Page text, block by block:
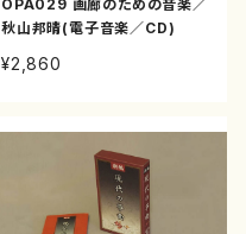
OPA029 画廊のための音楽／
秋山邦晴(電子音楽／CD)
¥2,860